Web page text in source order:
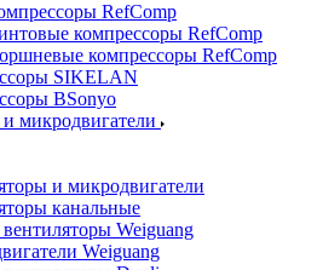
RefComp
компрессоры RefComp
компрессоры RefComp
SIKELAN
BSonyo
микродвигатели
и микродвигатели
канальные
Weiguang
Weiguang